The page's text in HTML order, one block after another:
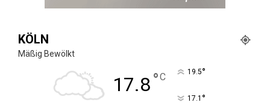
KÖLN
Mäßig Bewölkt
17.8°C 19.5°
17.1 °